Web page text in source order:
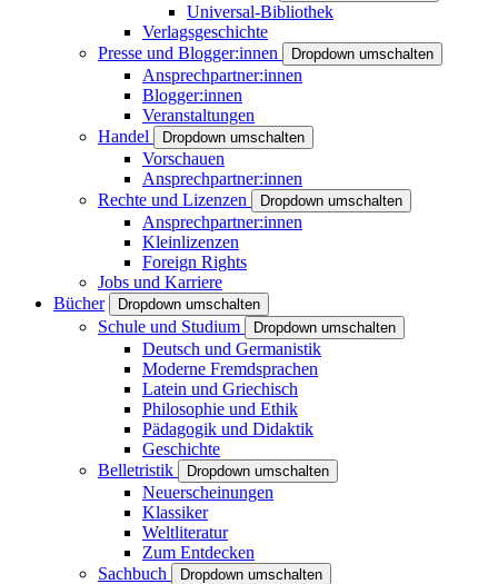
Universal-Bibliothek
Verlagsgeschichte
Presse und Blogger:innen
Dropdown umschalten
Ansprechpartner:innen
Blogger:innen
Veranstaltungen
Handel
Dropdown umschalten
Vorschauen
Ansprechpartner:innen
Rechte und Lizenzen
Dropdown umschalten
Ansprechpartner:innen
Kleinlizenzen
Foreign Rights
Jobs und Karriere
Bücher
Dropdown umschalten
Schule und Studium Dropdown umschalten
Deutsch und Germanistik
Moderne Fremdsprachen
Latein und Griechisch
Philosophie und Ethik
Pädagogik und Didaktik
Geschichte
Belletristik
Dropdown umschalten
Neuerscheinungen
Klassiker
Weltliteratur
Zum Entdecken
Sachbuch
Dropdown umschalten